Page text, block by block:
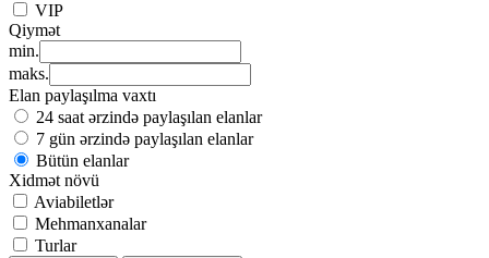
VIP
Qiymət
min.
maks.
Elan paylaşılma vaxtı
24 saat ərzində paylaşılan elanlar
7 gün ərzində paylaşılan elanlar
Bütün elanlar
Xidmət növü
Aviabiletlər
Mehmanxanalar
Turlar